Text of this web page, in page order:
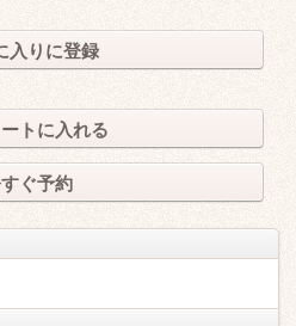
入りに登録
トに入れる
ぐ予約